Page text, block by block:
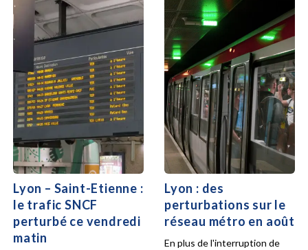
Lyon – Saint-Etienne :
le trafic SNCF
perturbé ce vendredi
matin
Lyon : des
perturbations sur le
réseau métro en août
En plus de l'interruption de